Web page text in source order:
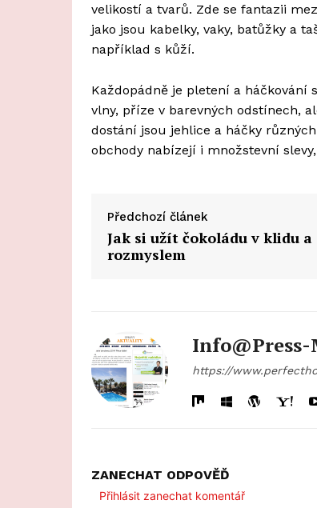
velikostí a tvarů. Zde se fantazii
jako jsou kabelky, vaky, batůžky a
například s kůží.
Každopádně je pletení a
vlny, příze v barevných odstínech,
dostání jsou jehlice a háčky
obchody nabízejí i množstevní
Předchozí článek
Jak si užít čokoládu v klidu a
rozmyslem
Info@press-
https://
ZANECHAT ODPOVĚĎ
Přihlásit zanechat komentář